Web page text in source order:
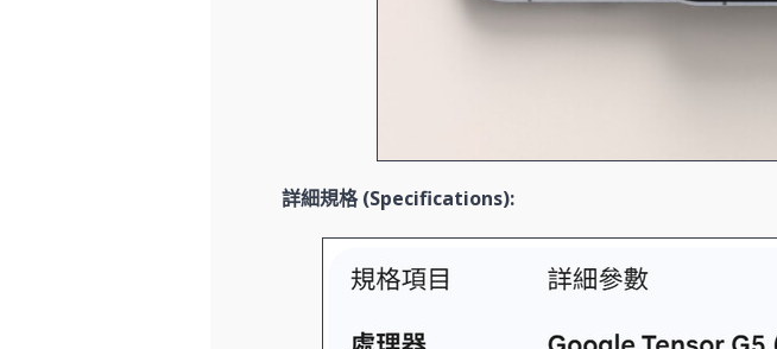
詳細規格 (Specifications):